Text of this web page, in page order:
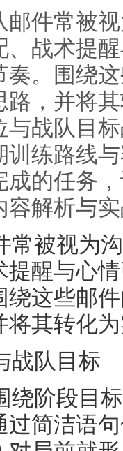
邮件常被
、战术提
奏。围绕
路，并将
与战队目
训练路线
成的任务
容解析与
常被视为
提醒与心
绕这些邮
将其转化
战队目标
绕阶段目
过简洁语